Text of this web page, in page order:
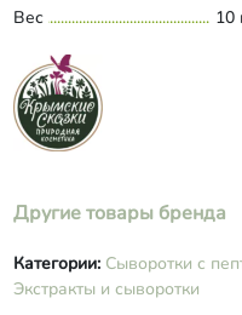
Вес
10
Другие товары бренда
Категории: Сыворотки с
Экстракты и сыворотки